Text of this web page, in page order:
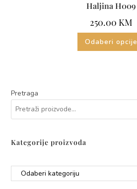
Haljina H009
250.00 KM
Odaberi opcije
Pretraga
Kategorije proizvoda